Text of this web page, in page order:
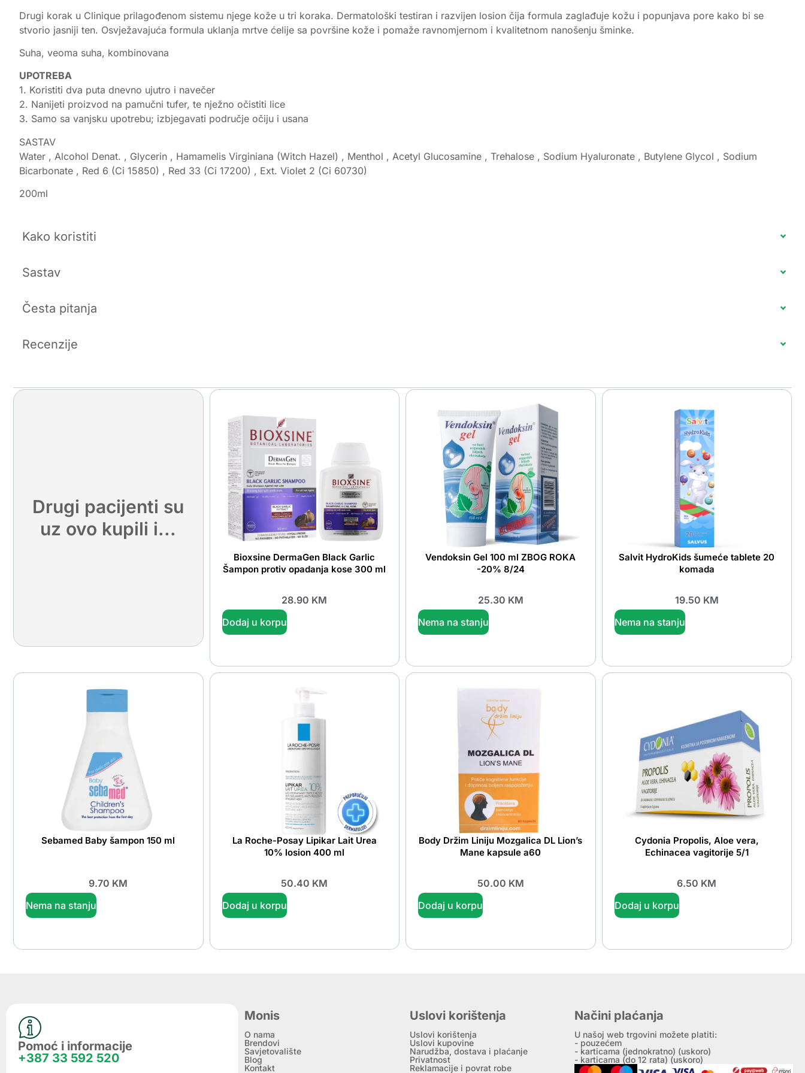
Drugi korak u Clinique prilagođenom sistemu njege kože u tri koraka. Dermatološki testiran i razvijen losion čija formula zaglađuje kožu i popunjava pore kako bi se
stvorio jasniji ten. Osvježavajuća formula uklanja mrtve ćelije sa površine kože i pomaže ravnomjernom i kvalitetnom nanošenju šminke.
Suha, veoma suha, kombinovana
UPOTREBA
1. Koristiti dva puta dnevno ujutro i navečer
2. Nanijeti proizvod na pamučni tufer, te nježno očistiti lice
3. Samo sa vanjsku upotrebu; izbjegavati područje očiju i usana
SASTAV
Water , Alcohol Denat. , Glycerin , Hamamelis Virginiana (Witch Hazel) , Menthol , Acetyl Glucosamine , Trehalose , Sodium Hyaluronate , Butylene Glycol , Sodium
Bicarbonate , Red 6 (Ci 15850) , Red 33 (Ci 17200) , Ext. Violet 2 (Ci 60730)
200ml
Kako koristiti
Sastav
Česta pitanja
Recenzije
Drugi pacijenti su
uz ovo kupili i...
Bioxsine DermaGen Black Garlic
Šampon protiv opadanja kose 300 ml
28.90 KM
Dodaj u korpu
Vendoksin Gel 100 ml ZBOG ROKA
-20% 8/24
25.30 KM
Nema na stanju
Salvit HydroKids šumeće tablete 20
komada
19.50 KM
Nema na stanju
Sebamed Baby šampon 150 ml
9.70 KM
Nema na stanju
La Roche-Posay Lipikar Lait Urea
10% losion 400 ml
50.40 KM
Dodaj u korpu
Body Držim Liniju Mozgalica DL Lion’s
Mane kapsule a60
50.00 KM
Dodaj u korpu
Cydonia Propolis, Aloe vera,
Echinacea vagitorije 5/1
6.50 KM
Dodaj u korpu
Pomoć i informacije
+387 33 592 520
Monis
O nama
Brendovi
Savjetovalište
Blog
Kontakt
Uslovi korištenja
Uslovi korištenja
Uslovi kupovine
Narudžba, dostava i plaćanje
Privatnost
Reklamacije i povrat robe
Načini plaćanja
U našoj web trgovini možete platiti:
- pouzećem
- karticama (jednokratno) (uskoro)
- karticama (do 12 rata) (uskoro)